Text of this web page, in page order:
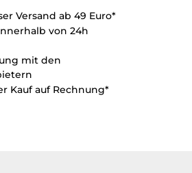
Versand ab 49 Euro*
von 24h
mit den
Kauf auf Rechnung*